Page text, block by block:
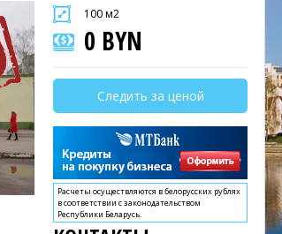
100 м2
0 BYN
Следить за ценой
Расчеты осуществляются в белорусских рублях
в соответствии с законодательством
Республики Беларусь.